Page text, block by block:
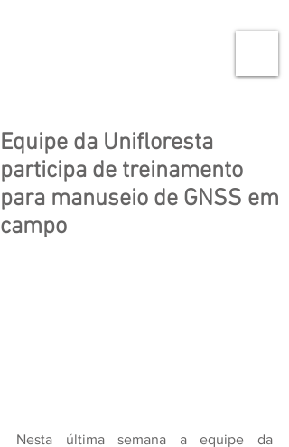
Equipe da Unifloresta
participa de treinamento
para manuseio de GNSS em
campo
Nesta última semana a equipe da